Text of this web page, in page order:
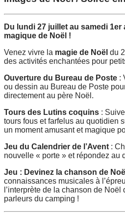
Du lundi 27 juillet au samedi 1er
magique de Noël !
Venez vivre la magie de Noël du
des activités enchantées pour
Ouverture du Bureau de Poste :
ou dessin au Bureau de Poste
directement au père Noël.
Tours des Lutins coquins :
tours fous et farfelus au quotidien
un moment amusant et magique
Jeu du Calendrier de l’Avent :
nouvelle « porte » et répondez au
Jeu : Devinez la chanson de
connaissances musicales à
l’interprète de la chanson de
parleurs du camping !